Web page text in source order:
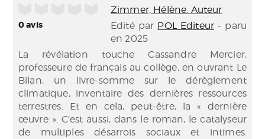
0avis
Zimmer, Hélène. Auteur
Edité par POL Editeur - paru
en 2025
La révélation touche Cassandre Mercier,
professeure de français au collège, en ouvrant Le
Bilan, un livre-somme sur le dérèglement
climatique, inventaire des dernières ressources
terrestres. Et en cela, peut-être, la « dernière
œuvre ». C’est aussi, dans le roman, le catalyseur
de multiples désarrois sociaux et intimes.